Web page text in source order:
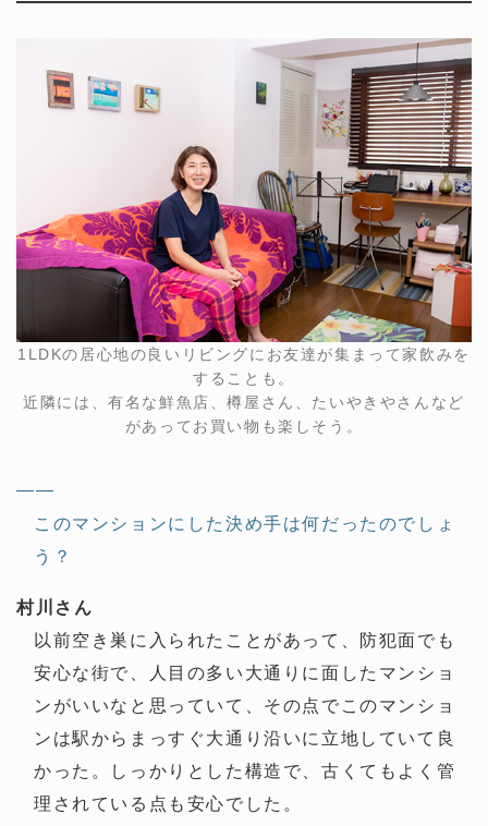
1LDKの居心地の良いリビングにお友達が集まって家飲みを
することも。
近隣には、有名な鮮魚店、樽屋さん、たいやきやさんなど
があってお買い物も楽しそう。
——
このマンションにした決め手は何だったのでしょ
う？
村川さん
以前空き巣に入られたことがあって、防犯面でも
安心な街で、人目の多い大通りに面したマンショ
ンがいいなと思っていて、その点でこのマンショ
ンは駅からまっすぐ大通り沿いに立地していて良
かった。しっかりとした構造で、古くてもよく管
理されている点も安心でした。